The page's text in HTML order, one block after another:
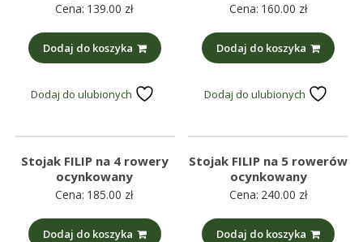
betoniarek,
maszyn
rolniczych,
Cena: 139.00 zł
Dodaj do koszyka
Dodaj do ulubionych
Cena: 160.00 zł
Dodaj do koszyka
Dodaj do ulubionych
Stojak FILIP na 4 rowery
ocynkowany
Cena: 185.00 zł
Dodaj do koszyka
Stojak FILIP na 5 rowerów
ocynkowany
Cena: 240.00 zł
Dodaj do koszyka